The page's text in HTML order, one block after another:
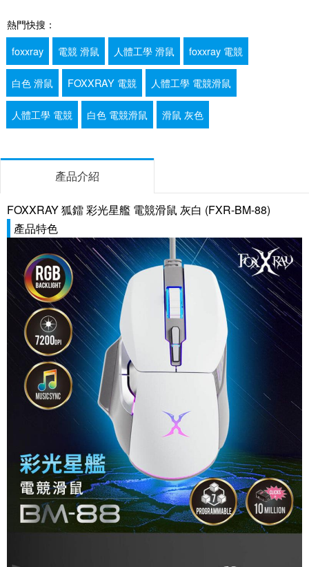
熱門快搜：
foxxray
電競 滑鼠 人體工學 滑鼠 foxxray 電競
白色 滑鼠 FOXXRAY 電競 人體工學 電競滑鼠
人體工學 電競 白色 電競滑鼠 滑鼠 灰色
產品介紹
FOXXRAY 狐鐳 彩光星艦 電競滑鼠 灰白 (FXR-BM-88)
產品特色